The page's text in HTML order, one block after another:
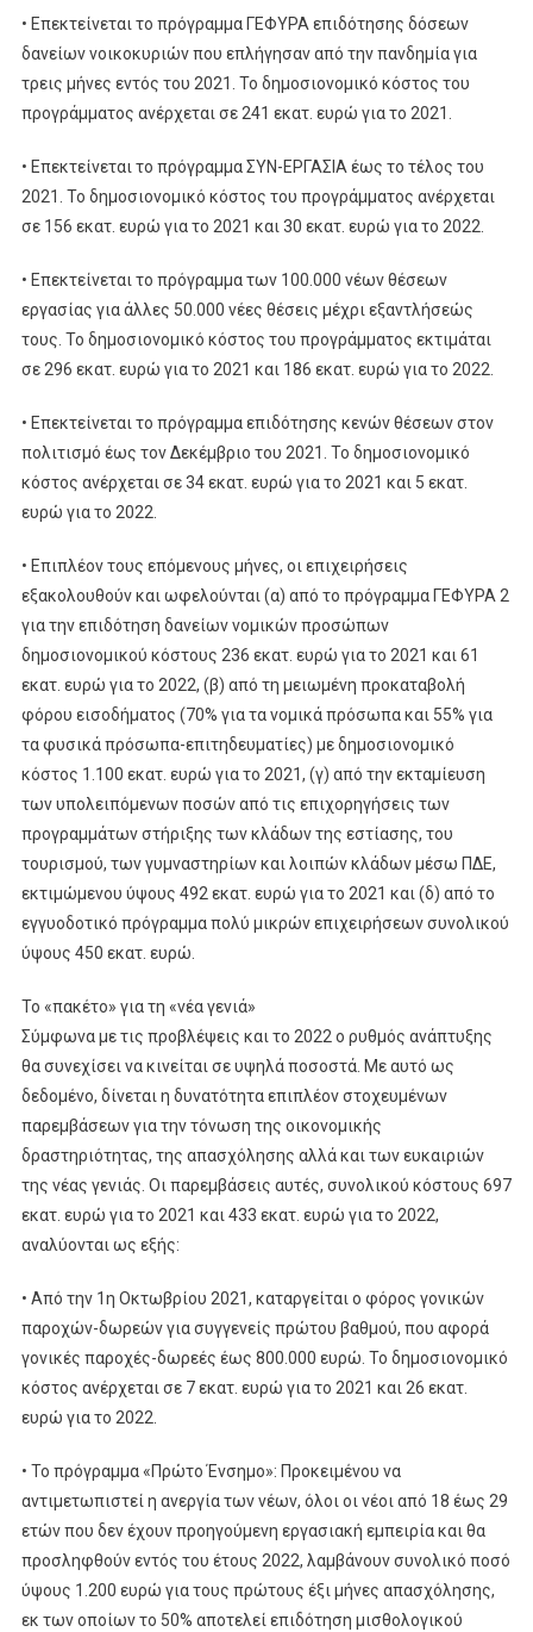
• Επεκτείνεται το πρόγραμμα ΓΕΦΥΡΑ επιδότησης δόσεων
δανείων νοικοκυριών που επλήγησαν από την πανδημία για
τρεις μήνες εντός του 2021. Το δημοσιονομικό κόστος του
προγράμματος ανέρχεται σε 241 εκατ. ευρώ για το 2021.
• Επεκτείνεται το πρόγραμμα ΣΥΝ-ΕΡΓΑΣΙΑ έως το τέλος του
2021. Το δημοσιονομικό κόστος του προγράμματος ανέρχεται
σε 156 εκατ. ευρώ για το 2021 και 30 εκατ. ευρώ για το 2022.
• Επεκτείνεται το πρόγραμμα των 100.000 νέων θέσεων
εργασίας για άλλες 50.000 νέες θέσεις μέχρι εξαντλήσεώς
τους. Το δημοσιονομικό κόστος του προγράμματος εκτιμάται
σε 296 εκατ. ευρώ για το 2021 και 186 εκατ. ευρώ για το 2022.
• Επεκτείνεται το πρόγραμμα επιδότησης κενών θέσεων στον
πολιτισμό έως τον Δεκέμβριο του 2021. Το δημοσιονομικό
κόστος ανέρχεται σε 34 εκατ. ευρώ για το 2021 και 5 εκατ.
ευρώ για το 2022.
• Επιπλέον τους επόμενους μήνες, οι επιχειρήσεις
εξακολουθούν και ωφελούνται (α) από το πρόγραμμα ΓΕΦΥΡΑ 2
για την επιδότηση δανείων νομικών προσώπων
δημοσιονομικού κόστους 236 εκατ. ευρώ για το 2021 και 61
εκατ. ευρώ για το 2022, (β) από τη μειωμένη προκαταβολή
φόρου εισοδήματος (70% για τα νομικά πρόσωπα και 55% για
τα φυσικά πρόσωπα-επιτηδευματίες) με δημοσιονομικό
κόστος 1.100 εκατ. ευρώ για το 2021, (γ) από την εκταμίευση
των υπολειπόμενων ποσών από τις επιχορηγήσεις των
προγραμμάτων στήριξης των κλάδων της εστίασης, του
τουρισμού, των γυμναστηρίων και λοιπών κλάδων μέσω ΠΔΕ,
εκτιμώμενου ύψους 492 εκατ. ευρώ για το 2021 και (δ) από το
εγγυοδοτικό πρόγραμμα πολύ μικρών επιχειρήσεων συνολικού
ύψους 450 εκατ. ευρώ.
Το «πακέτο» για τη «νέα γενιά»
Σύμφωνα με τις προβλέψεις και το 2022 ο ρυθμός ανάπτυξης
θα συνεχίσει να κινείται σε υψηλά ποσοστά. Με αυτό ως
δεδομένο, δίνεται η δυνατότητα επιπλέον στοχευμένων
παρεμβάσεων για την τόνωση της οικονομικής
δραστηριότητας, της απασχόλησης αλλά και των ευκαιριών
της νέας γενιάς. Οι παρεμβάσεις αυτές, συνολικού κόστους 697
εκατ. ευρώ για το 2021 και 433 εκατ. ευρώ για το 2022,
αναλύονται ως εξής:
• Από την 1η Οκτωβρίου 2021, καταργείται ο φόρος γονικών
παροχών-δωρεών για συγγενείς πρώτου βαθμού, που αφορά
γονικές παροχές-δωρεές έως 800.000 ευρώ. Το δημοσιονομικό
κόστος ανέρχεται σε 7 εκατ. ευρώ για το 2021 και 26 εκατ.
ευρώ για το 2022.
• Το πρόγραμμα «Πρώτο Ένσημο»: Προκειμένου να
αντιμετωπιστεί η ανεργία των νέων, όλοι οι νέοι από 18 έως 29
ετών που δεν έχουν προηγούμενη εργασιακή εμπειρία και θα
προσληφθούν εντός του έτους 2022, λαμβάνουν συνολικό ποσό
ύψους 1.200 ευρώ για τους πρώτους έξι μήνες απασχόλησης,
εκ των οποίων το 50% αποτελεί επιδότηση μισθολογικού